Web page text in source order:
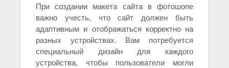
При создании макета сайта в фотошопе
важно учесть, что сайт должен быть
адаптивным и отображаться корректно на
разных устройствах. Вам потребуется
специальный дизайн для каждого
устройства, чтобы пользователи могли